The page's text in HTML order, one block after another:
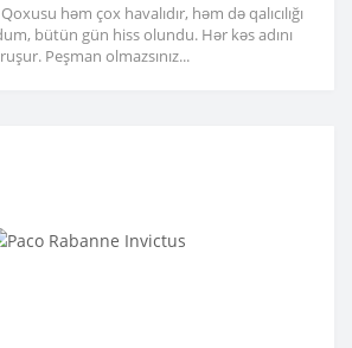
həm çox havalıdır, həm də qalıcılığı
bütün gün hiss olundu. Hər kəs adını
Peşman olmazsınız...